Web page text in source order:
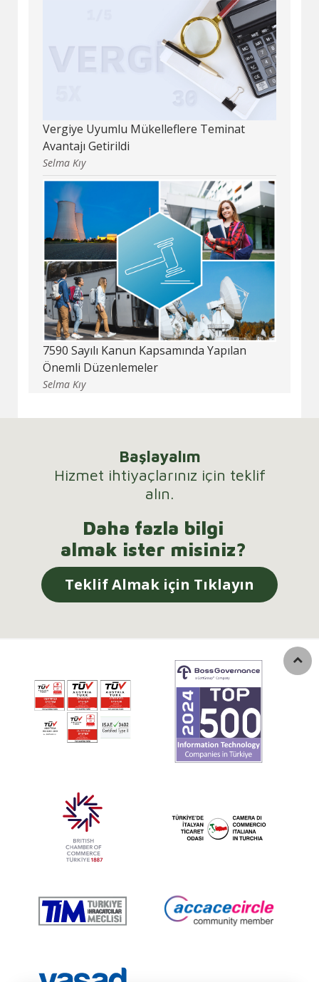
Vergiye Uyumlu Mükelleflere Teminat
Avantajı Getirildi
Selma Kıy
7590 Sayılı Kanun Kapsamında Yapılan
Önemli Düzenlemeler
Selma Kıy
Başlayalım
Hizmet ihtiyaçlarınız için teklif
alın.
Daha fazla bilgi
almak ister misiniz?
Teklif Almak için Tıklayın